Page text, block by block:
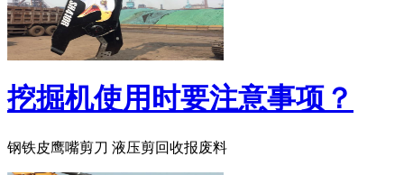
挖掘机使用时要注意事项？
钢铁皮鹰嘴剪刀 液压剪回收报废料